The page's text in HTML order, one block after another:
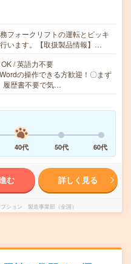
フォークリフトの運転とピッキ
います。【取扱製品情報】…
/ 英語力不要
の操作できる方歓迎！〇まず
履歴書不要で気…
40代 50代 60代
む 詳しく見る
ション 製造事業部（全国）